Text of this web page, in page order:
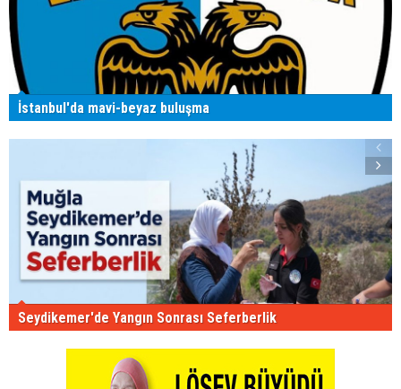
İstanbul'da mavi-beyaz buluşma
Seydikemer'de Yangın Sonrası Seferberlik